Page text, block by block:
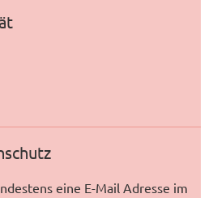
eine E-Mail Adresse im